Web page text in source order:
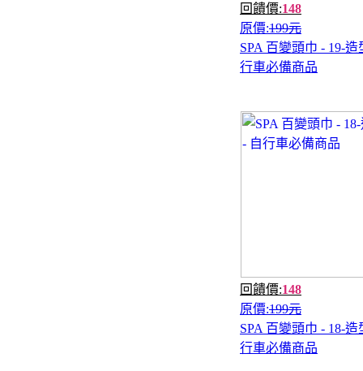
回饋價:148
原價:199元
SPA 百變頭巾 - 19-造
行車必備商品
回饋價:148
原價:199元
SPA 百變頭巾 - 18-造
行車必備商品